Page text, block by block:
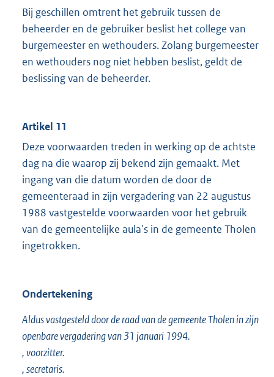
Bij geschillen omtrent het gebruik tussen de
beheerder en de gebruiker beslist het college van
burgemeester en wethouders. Zolang burgemeester
en wethouders nog niet hebben beslist, geldt de
beslissing van de beheerder.
Artikel 11
Deze voorwaarden treden in werking op de achtste
dag na die waarop zij bekend zijn gemaakt. Met
ingang van die datum worden de door de
gemeenteraad in zijn vergadering van 22 augustus
1988 vastgestelde voorwaarden voor het gebruik
van de gemeentelijke aula's in de gemeente Tholen
ingetrokken.
Ondertekening
Aldus vastgesteld door de raad van de gemeente Tholen in zijn
openbare vergadering van 31 januari 1994.
, voorzitter.
, secretaris.